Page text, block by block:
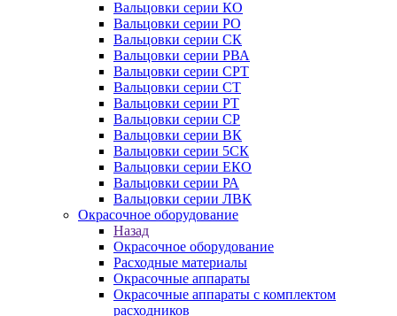
Вальцовки серии КО
Вальцовки серии РО
Вальцовки серии СК
Вальцовки серии РВА
Вальцовки серии СРТ
Вальцовки серии СТ
Вальцовки серии РТ
Вальцовки серии СР
Вальцовки серии ВК
Вальцовки серии 5СК
Вальцовки серии ЕКО
Вальцовки серии РА
Вальцовки серии ЛВК
Окрасочное оборудование
Назад
Окрасочное оборудование
Расходные материалы
Окрасочные аппараты
Окрасочные аппараты с комплектом
расходников